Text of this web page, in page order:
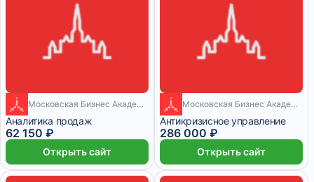
1 месяц Московская Бизнес Академия
Аналитика продаж
62 150 ₽
Открыть сайт
9 месяцев Московская Бизнес Академия
Антикризисное управление
286 000 ₽
Открыть сайт